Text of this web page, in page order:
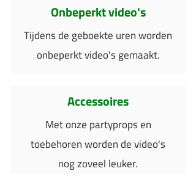
Onbeperkt video's
Tijdens de geboekte uren worden
onbeperkt video's gemaakt.
Accessoires
Met onze partyprops en
toebehoren worden de video's
nog zoveel leuker.